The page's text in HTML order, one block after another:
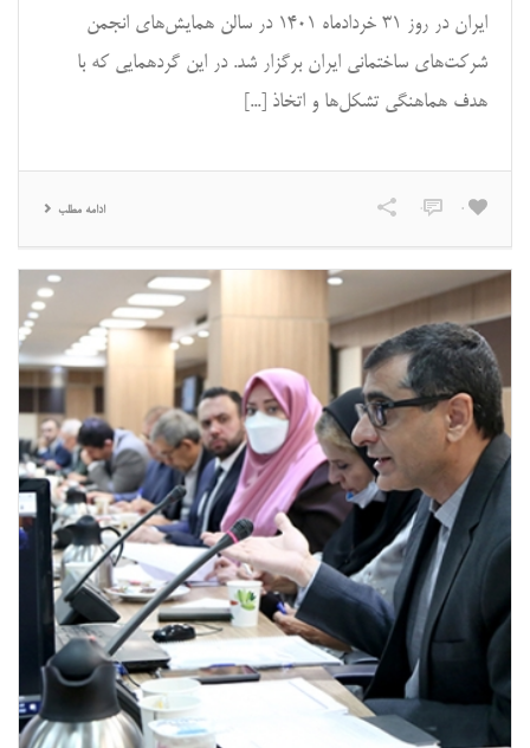
ایران در روز ۳۱ خردادماه ۱۴۰۱ در سالن همایش‌های انجمن
شرکت‌های ساختمانی ایران برگزار شد. در این گردهمایی که با
هدف هماهنگی تشکل‌ها و اتخاذ [...]
ادامه مطلب 0
0